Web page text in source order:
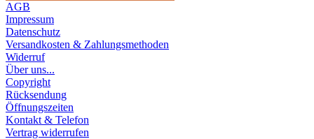
AGB
Impressum
Datenschutz
Versandkosten & Zahlungsmethoden
Widerruf
Über uns...
Copyright
Rücksendung
Öffnungszeiten
Kontakt & Telefon
Vertrag widerrufen